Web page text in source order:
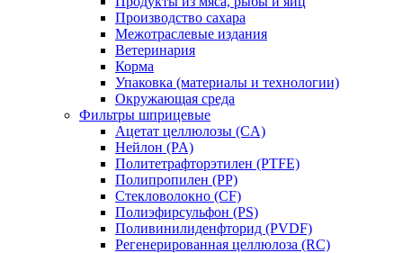
Производство сахара
Межотраслевые издания
Ветеринария
Корма
Упаковка (материалы и технологии)
Окружающая среда
Фильтры шприцевые
Ацетат целлюлозы (CA)
Нейлон (PA)
Политетрафторэтилен (PTFE)
Полипропилен (PP)
Стекловолокно (CF)
Полиэфирсульфон (PS)
Поливинилиденфторид (PVDF)
Регенерированная целлюлоза (RC)